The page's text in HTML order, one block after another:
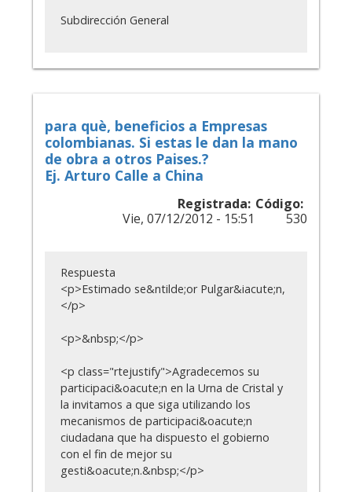
Subdirección General
para què, beneficios a Empresas
colombianas. Si estas le dan la mano
de obra a otros Paises.?
Ej. Arturo Calle a China
Registrada:
Vie, 07/12/2012 - 15:51
Código:
530
Respuesta
<p>Estimado se&ntilde;or Pulgar&iacute;n,
</p>
<p>&nbsp;</p>
<p class="rtejustify">Agradecemos su
participaci&oacute;n en la Urna de Cristal y
la invitamos a que siga utilizando los
mecanismos de participaci&oacute;n
ciudadana que ha dispuesto el gobierno
con el fin de mejor su
gesti&oacute;n.&nbsp;</p>